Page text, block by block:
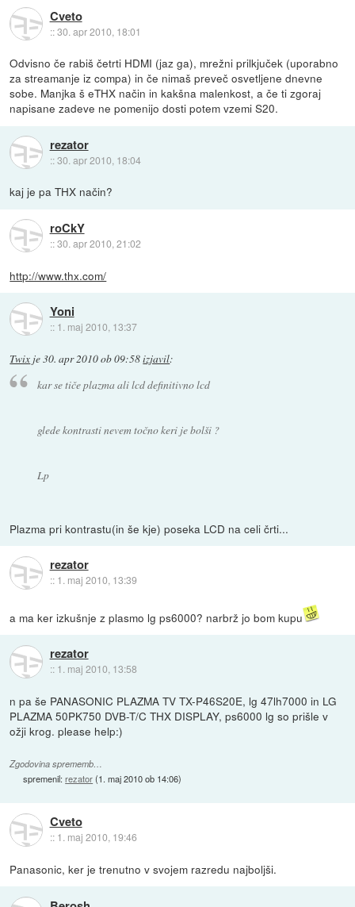
Cveto
::30. apr 2010, 18:01
Odvisno če rabiš četrti HDMI (jaz ga), mrežni prilkjuček (uporabno
za streamanje iz compa) in če nimaš preveč osvetljene dnevne
sobe. Manjka š eTHX način in kakšna malenkost, a če ti zgoraj
napisane zadeve ne pomenijo dosti potem vzemi S20.
rezator
::30. apr 2010, 18:04
kaj je pa THX način?
roCkY
::30. apr 2010, 21:02
http://www.thx.com/
Yoni
:: 1. maj 2010, 13:37
Twix je30. apr 2010 ob 09:58izjavil:
kar se tiče plazma ali lcd definitivno lcd
glede kontrasti nevem točno keri je bolši ?
Lp
Plazma pri kontrastu(in še kje) poseka LCD na celi črti...
rezator
:: 1. maj 2010, 13:39
a ma ker izkušnje z plasmo lg ps6000? narbrž jo bom kupu
rezator
:: 1. maj 2010, 13:58
n pa še PANASONIC PLAZMA TV TX-P46S20E, lg 47lh7000 in LG
PLAZMA 50PK750 DVB-T/C THX DISPLAY, ps6000 lg so prišle v
ožji krog. please help:)
Zgodovina sprememb…
spremenil:rezator(1. maj 2010 ob 14:06)
Cveto
:: 1. maj 2010, 19:46
Panasonic, ker je trenutno v svojem razredu najboljši.